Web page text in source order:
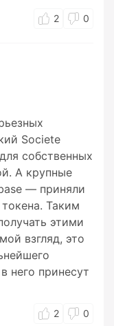
2 0
Societe
собственных
А крупные
— приняли
Таким
этими
взгляд, это
него принесут
2 0